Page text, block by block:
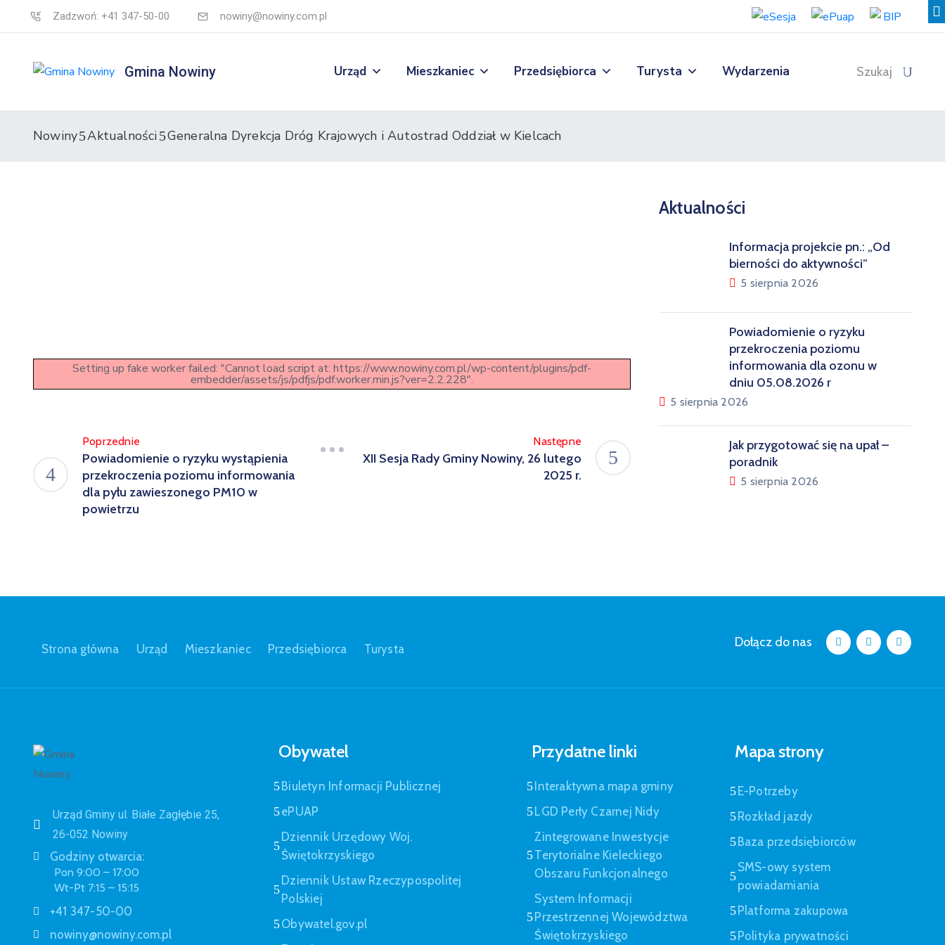
Zadzwoń: +41 347-50-00 nowiny@nowiny.com.pl
Gmina Nowiny Urząd Mieszkaniec Przedsiębiorca Turysta Wydarzenia Szukaj
Nowiny Aktualności Generalna Dyrekcja Dróg Krajowych i Autostrad Oddział w Kielcach
Setting up fake worker failed: "Cannot load script at: https://www.nowiny.com.pl/wp-content/plugins/pdf-
embedder/assets/js/pdfjs/pdf.worker.min.js?ver=2.2.228".
Poprzednie
Powiadomienie o ryzyku wystąpienia
przekroczenia poziomu informowania
dla pyłu zawieszonego PM10 w
powietrzu
Następne
XII Sesja Rady Gminy Nowiny, 26 lutego
2025 r.
Aktualności
Informacja projekcie pn.: „Od
bierności do aktywności”
5 sierpnia 2026
Powiadomienie o ryzyku
przekroczenia poziomu
informowania dla ozonu w
dniu 05.08.2026 r
5 sierpnia 2026
Jak przygotować się na upał –
poradnik
5 sierpnia 2026
Strona główna Urząd Mieszkaniec Przedsiębiorca Turysta Dołącz do nas
Urząd Gminy ul. Białe Zagłębie 25,
26-052 Nowiny
Godziny otwarcia:
Pon 9:00 – 17:00
Wt-Pt 7:15 – 15:15
+41 347-50-00
nowiny@nowiny.com.pl
Obywatel
Biuletyn Informacji Publicznej
ePUAP
Dziennik Urzędowy Woj.
Świętokrzyskiego
Dziennik Ustaw Rzeczypospolitej
Polskiej
Obywatel.gov.pl
Przydatne linki
Interaktywna mapa gminy
LGD Perły Czarnej Nidy
Zintegrowane Inwestycje
Terytorialne Kieleckiego
Obszaru Funkcjonalnego
System Informacji
Przestrzennej Województwa
Świętokrzyskiego
Mapa strony
E-Potrzeby
Rozkład jazdy
Baza przedsiębiorców
SMS-owy system
powiadamiania
Platforma zakupowa
Polityka prywatności